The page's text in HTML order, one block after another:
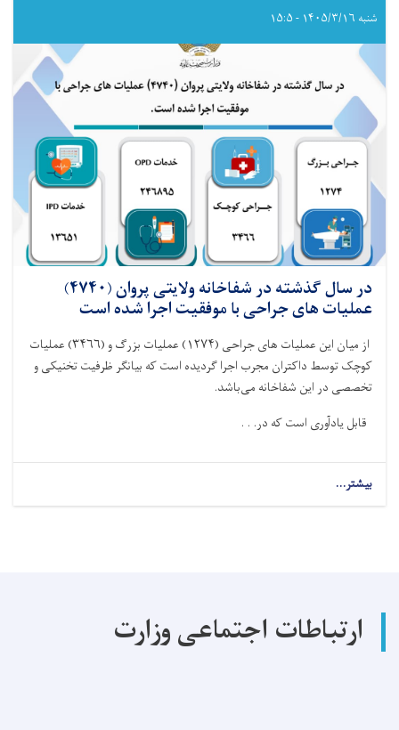
در
(۴۷۲۴)
های
جراحی
با
اجرا
شده
است
شنبه ۱۴۰۵/۳/۱۶ - ۱۵:۵
در سال گذشته در شفاخانه ولایتی پروان (۴۷۴۰)
عملیات های جراحی با موفقیت اجرا شده است
از میان این عملیات های جراحی‌ (۱۲۷۴) عملیات بزرگ و (۳۴۶۶) عملیات
کوچک توسط داکتران مجرب اجرا گردیده است که بیانگر ظرفیت تخنیکی و
تخصصی در این شفاخانه می‌باشد.
قابل یادآوری است که در. . .
بیشتر...
در
(۴۷۴۰)
عملیات
ارتباطات اجتماعی وزارت